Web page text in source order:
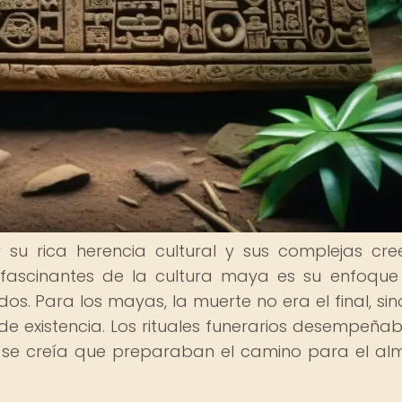
rica herencia cultural y sus complejas
de la cultura maya es su
Para los mayas, la muerte no era el final,
existencia. Los rituales funerarios
creía que preparaban el camino para el